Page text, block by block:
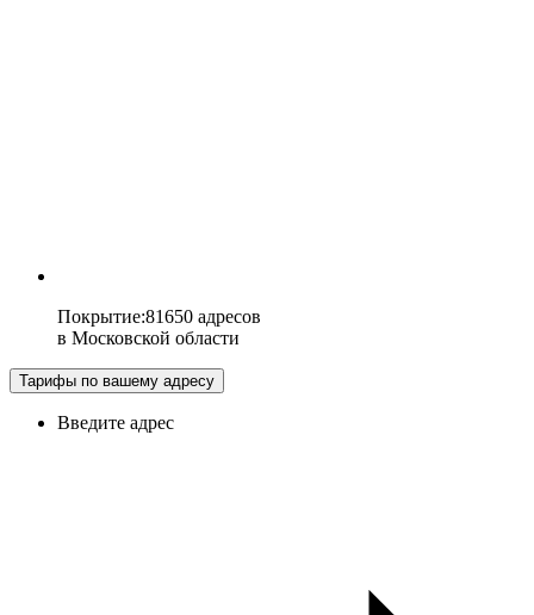
Покрытие:81650 адресов
в Московской области
Тарифы по вашему адресу
Введите адрес